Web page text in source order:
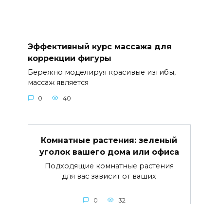
Эффективный курс массажа для
коррекции фигуры
Бережно моделируя красивые изгибы,
массаж является
0 40
Комнатные растения: зеленый
уголок вашего дома или офиса
Подходящие комнатные растения
для вас зависит от ваших
0 32